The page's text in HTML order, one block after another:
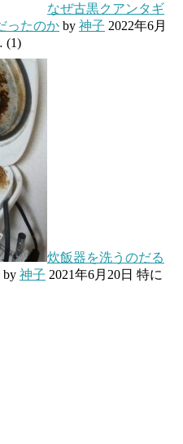
なぜ古黒クアンタギ
ったのか by 神子 2022年6月
(1)
炊飯器を洗うのだる
by 神子 2021年6月20日 特に